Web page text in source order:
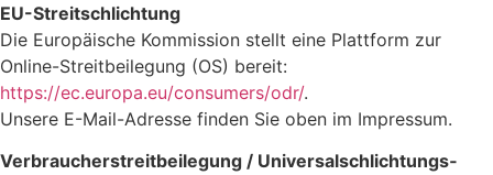
EU-Streitschlichtung
Die Europäische Kommission stellt eine Plattform zur
Online-Streitbeilegung (OS) bereit:
https://ec.europa.eu/consumers/odr/.
Unsere E-Mail-Adresse finden Sie oben im Impressum.
Verbraucher­streit­beilegung / Universal­schlichtungs­